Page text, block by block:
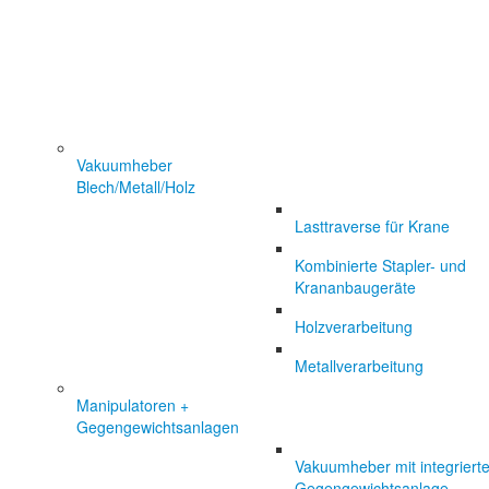
Vakuumheber
Blech/Metall/Holz
Lasttraverse für Krane
Kombinierte Stapler- und
Krananbaugeräte
Holzverarbeitung
Metallverarbeitung
Manipulatoren +
Gegengewichtsanlagen
Vakuumheber mit